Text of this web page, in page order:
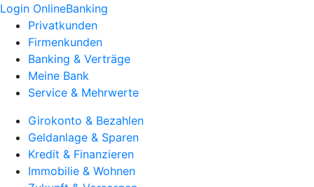
Login OnlineBanking
Privatkunden
Firmenkunden
Banking & Verträge
Meine Bank
Service & Mehrwerte
Girokonto & Bezahlen
Geldanlage & Sparen
Kredit & Finanzieren
Immobilie & Wohnen